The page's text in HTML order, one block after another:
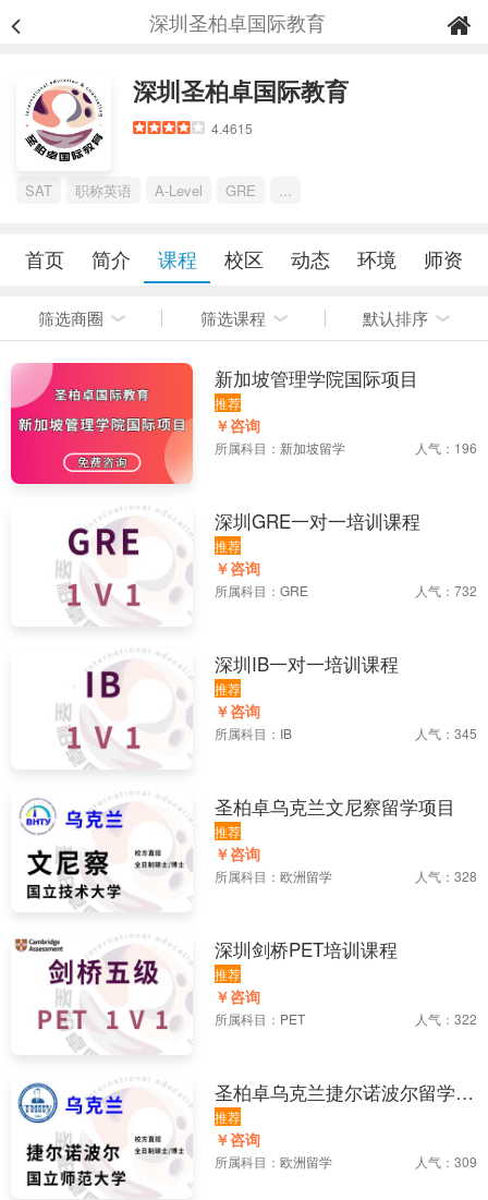
深圳圣柏卓国际教育
深圳圣柏卓国际教育
4.4615
SAT 职称英语 A-Level GRE ...
首页 简介 课程 校区 动态 环境 师资
筛选商圈 筛选课程 默认排序
新加坡管理学院国际项目
推荐
￥咨询
所属科目： 新加坡留学 人气：196
深圳GRE一对一培训课程
推荐
￥咨询
所属科目： GRE 人气：732
深圳IB一对一培训课程
推荐
￥咨询
所属科目： IB 人气：345
圣柏卓乌克兰文尼察留学项目
推荐
￥咨询
所属科目： 欧洲留学 人气：328
深圳剑桥PET培训课程
推荐
￥咨询
所属科目： PET 人气：322
圣柏卓乌克兰捷尔诺波尔留学项
目
推荐
￥咨询
所属科目： 欧洲留学 人气：309